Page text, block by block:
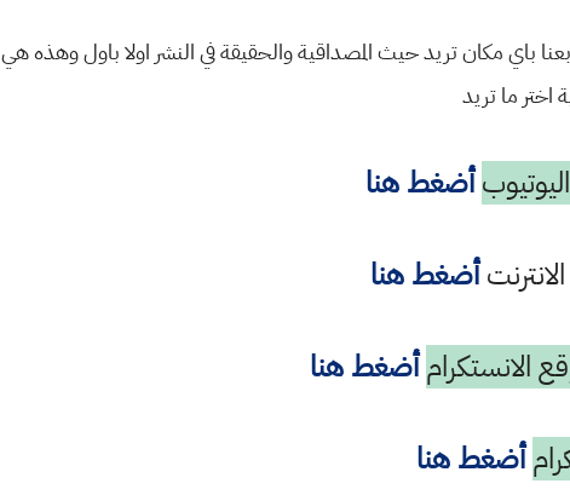
باي مكان تريد حيث المصداقية والحقيقة في النشر اولا باول وهذه هي
اختر ما تريد
اليوتيوب أضغط هنا
أضغط هنا
الانستكرام أضغط هنا
أضغط هنا